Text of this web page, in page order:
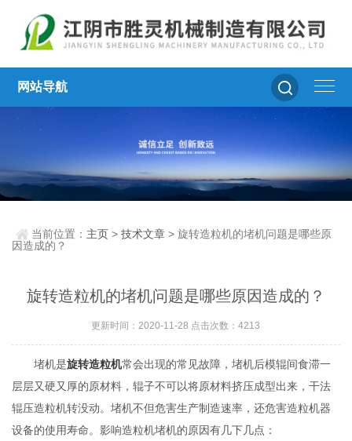
网站导航
当前位置： 主页 >技术文章 > 旋转造粒机的堵机问题是哪些原
因造成的？
旋转造粒机的堵机问题是哪些原因造成的？
更新时间：2020-11-28 点击次数：4213
堵机是旋转造粒机常会出现的常见故障，堵机后模辊间食滞一
层层又硬又厚的原材料，辊子不可以将原材料挤压成型出来，干法
辊压造粒机转没动。堵机不但危害生产制造速率，还危害造粒机器
设备的使用寿命。影响造粒机堵机的原因有几下几点：